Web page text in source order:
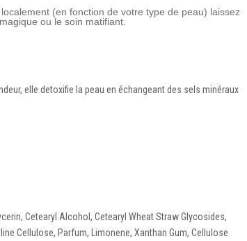
(en fonction de votre type de peau) laissez
ou le soin matifiant.
elle detoxifie la peau en échangeant des sels minéraux
Cetearyl Alcohol, Cetearyl Wheat Straw Glycosides,
Cellulose, Parfum, Limonene, Xanthan Gum, Cellulose